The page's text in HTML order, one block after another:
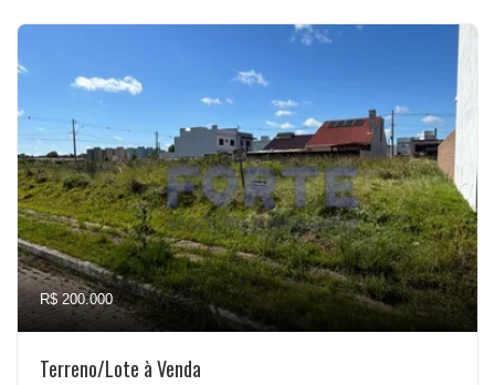
R$ 200.000
Terreno/Lote à Venda